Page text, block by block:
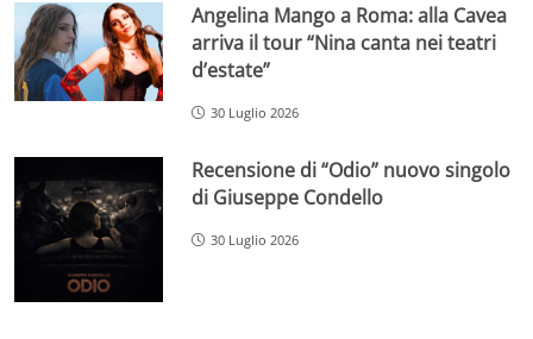
Angelina Mango a Roma: alla Cavea
arriva il tour “Nina canta nei teatri
d’estate”
30 Luglio 2026
Recensione di “Odio” nuovo singolo
di Giuseppe Condello
30 Luglio 2026